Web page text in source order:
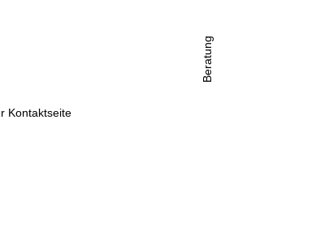
Kontaktseite
Beratung